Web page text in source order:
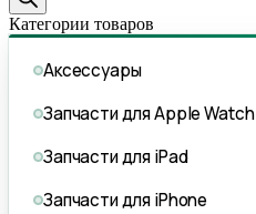
Категории товаров
Аксессуары
Запчасти для Apple Watch
Запчасти для iPad
Запчасти для iPhone